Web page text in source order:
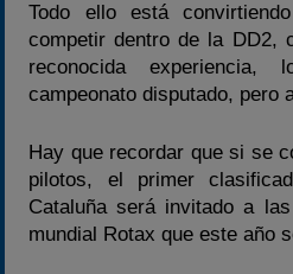
Todo ello está
competir dentro de la DD2,
reconocida
campeonato disputado, pero
Hay que recordar que si se
pilotos, el primer
Cataluña será invitado a
mundial Rotax que este año